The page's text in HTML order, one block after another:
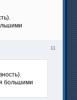
11
большими